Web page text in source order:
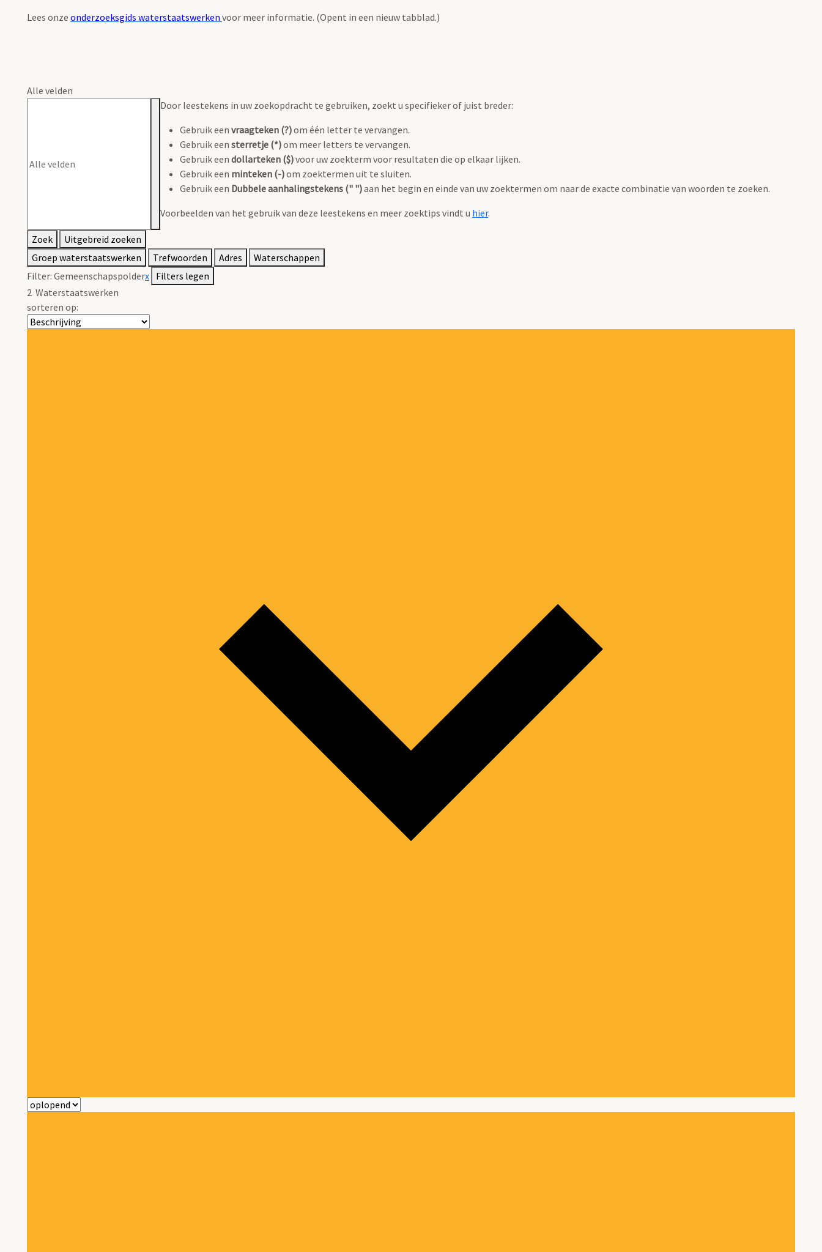
Lees onze onderzoeksgids waterstaatswerken voor meer informatie. (Opent in een nieuw tabblad.)
Alle velden
Door leestekens in uw zoekopdracht te gebruiken, zoekt u specifieker of juist breder:
Gebruik een vraagteken (?)om één letter te vervangen.
Gebruik een sterretje (*)om meer letters te vervangen.
Gebruik een dollarteken ($)voor uw zoekterm voor resultaten die op elkaar lijken.
Gebruik een minteken (-)om zoektermen uit te sluiten.
Gebruik een Dubbele aanhalingstekens (" ")aan het begin en einde van uw zoektermen om naar de exacte combinatie van woorden te zoeken.
Voorbeelden van het gebruik van deze leestekens en meer zoektips vindt u hier.
Zoek
Uitgebreid zoeken
Groep waterstaatswerken
Trefwoorden Adres
Waterschappen
Filter: Gemeenschapspolderx Filters legen
2 Waterstaatswerken
sorteren op: